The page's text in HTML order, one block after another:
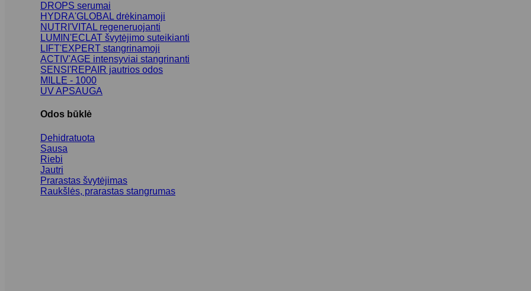
DROPS serumai
HYDRA'GLOBAL drėkinamoji
NUTRI'VITAL regeneruojanti
LUMIN'ECLAT švytėjimo suteikianti
LIFT'EXPERT stangrinamoji
ACTIV'AGE intensyviai stangrinanti
SENSI'REPAIR jautrios odos
MILLE - 1000
UV APSAUGA
Odos būklė
Dehidratuota
Sausa
Riebi
Jautri
Prarastas švytėjimas
Raukšlės, prarastas stangrumas